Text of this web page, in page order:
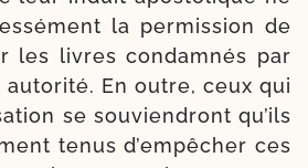
la per­mis­sion de
les livres condam­nés par
auto­ri­té. En outre, ceux qui
se sou­vien­dront qu’ils
tenus d’empêcher ces